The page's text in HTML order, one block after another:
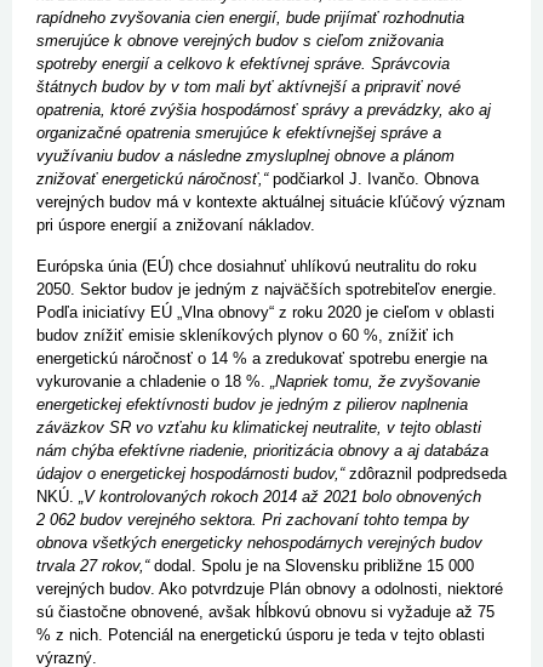
rapídneho zvyšovania cien energií, bude prijímať rozhodnutia
smerujúce k obnove verejných budov s cieľom znižovania
spotreby energií a celkovo k efektívnej správe. Správcovia
štátnych budov by v tom mali byť aktívnejší a pripraviť nové
opatrenia, ktoré zvýšia hospodárnosť správy a prevádzky, ako aj
organizačné opatrenia smerujúce k efektívnejšej správe a
využívaniu budov a následne zmysluplnej obnove a plánom
znižovať energetickú náročnosť,“podčiarkol J. Ivančo. Obnova
verejných budov má v kontexte aktuálnej situácie kľúčový význam
pri úspore energií a znižovaní nákladov.
Európska únia (EÚ) chce dosiahnuť uhlíkovú neutralitu do roku
2050. Sektor budov je jedným z najväčších spotrebiteľov energie.
Podľa iniciatívy EÚ „Vlna obnovy“ z roku 2020 je cieľom v oblasti
budov znížiť emisie skleníkových plynov o 60 %, znížiť ich
energetickú náročnosť o 14 % a zredukovať spotrebu energie na
vykurovanie a chladenie o 18 %. „Napriek tomu, že zvyšovanie
energetickej efektívnosti budov je jedným z pilierov naplnenia
záväzkov SR vo vzťahu ku klimatickej neutralite, v tejto oblasti
nám chýba efektívne riadenie, prioritizácia obnovy a aj databáza
údajov o energetickej hospodárnosti budov,“zdôraznil podpredseda
NKÚ. „V kontrolovaných rokoch 2014 až 2021 bolo obnovených
2 062 budov verejného sektora. Pri zachovaní tohto tempa by
obnova všetkých energeticky nehospodárnych verejných budov
trvala 27 rokov,“dodal. Spolu je na Slovensku približne 15 000
verejných budov. Ako potvrdzuje Plán obnovy a odolnosti, niektoré
sú čiastočne obnovené, avšak hĺbkovú obnovu si vyžaduje až 75
% z nich. Potenciál na energetickú úsporu je teda v tejto oblasti
výrazný.